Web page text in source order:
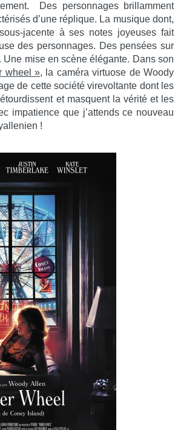
Des personnages brillamment
d’une réplique. La musique dont,
jacente à ses notes joyeuses fait
des personnages. Des pensées sur
Une mise en scène élégante. Dans son
wheel », la caméra virtuose de Woody
de cette société virevoltante dont les
et masquent la vérité et les
impatience que j’attends ce nouveau
!